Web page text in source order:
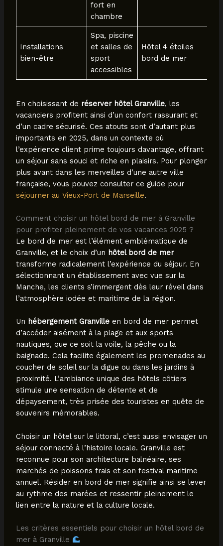
fort en
chambre
Installations
bien-être
Spa, piscine
et salles de
sport
accessibles
Hôtel 4 étoiles
bord de mer
En choisissant de réserver hôtel Granville, les
vacanciers profitent ainsi d’un confort rassurant et
d’un cadre sécurisé. Ces atouts sont d’autant plus
importants en 2025, dans un contexte où
l’expérience client prime toujours davantage, offrant
un séjour sans souci et riche en plaisirs. Pour plonger
plus avant dans les merveilles d’une autre ville
française, vous pouvez consulter ce guide pour
séjourner au Vieux-Port de Marseille.
Comment choisir un hôtel bord de mer à Granville
pour profiter pleinement de vos vacances 2025 ?
Le bord de mer est l’élément emblématique de
Granville, et le choix d’un hôtel bord de mer
transforme radicalement l’expérience du séjour. En
sélectionnant un établissement avec vue sur la
Manche, les clients s’immergent dès leur réveil dans
l’atmosphère iodée et maritime de la région.
Un hébergement Granvilleen bord de mer permet
d’accéder aisément à la plage et aux sports
nautiques, que ce soit la voile, la pêche ou la
baignade. Cela facilite également les promenades au
coucher de soleil sur la digue ou dans les jardins à
proximité. L’ambiance unique des hôtels côtiers
stimule une sensation de détente et de
dépaysement, très prisée des touristes en quête de
souvenirs mémorables.
Choisir un hôtel sur le littoral, c’est aussi envisager un
séjour connecté à l’histoire locale. Granville est
reconnue pour son architecture balnéaire, ses
marchés de poissons frais et son festival maritime
annuel. Résider en bord de mer signifie ainsi se lever
au rythme des marées et ressentir pleinement le
lien entre la nature et la culture locale.
Les critères essentiels pour choisir un hôtel bord de
mer à Granville